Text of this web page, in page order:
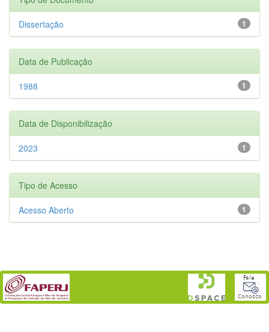
1
Dissertação
Data de Publicação
1
1988
Data de Disponibilização
1
2023
Tipo de Acesso
1
Acesso Aberto